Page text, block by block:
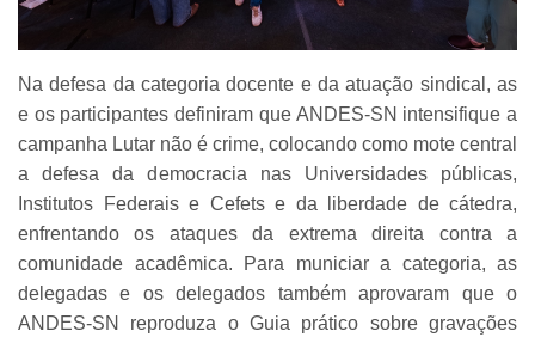
Na defesa da categoria docente e da atuação sindical, as
e os participantes definiram que ANDES-SN intensifique a
campanha Lutar não é crime, colocando como mote central
a defesa da democracia nas Universidades públicas,
Institutos Federais e Cefets e da liberdade de cátedra,
enfrentando os ataques da extrema direita contra a
comunidade acadêmica. Para municiar a categoria, as
delegadas e os delegados também aprovaram que o
ANDES-SN reproduza o Guia prático sobre gravações